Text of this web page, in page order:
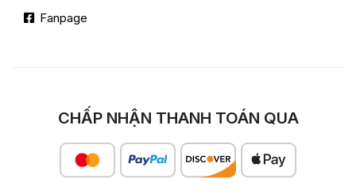
Fanpage
CHẤP NHẬN THANH TOÁN QUA